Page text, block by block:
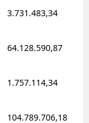
3.731.483,34
64.128.590,87
1.757.114,34
104.789.706,18